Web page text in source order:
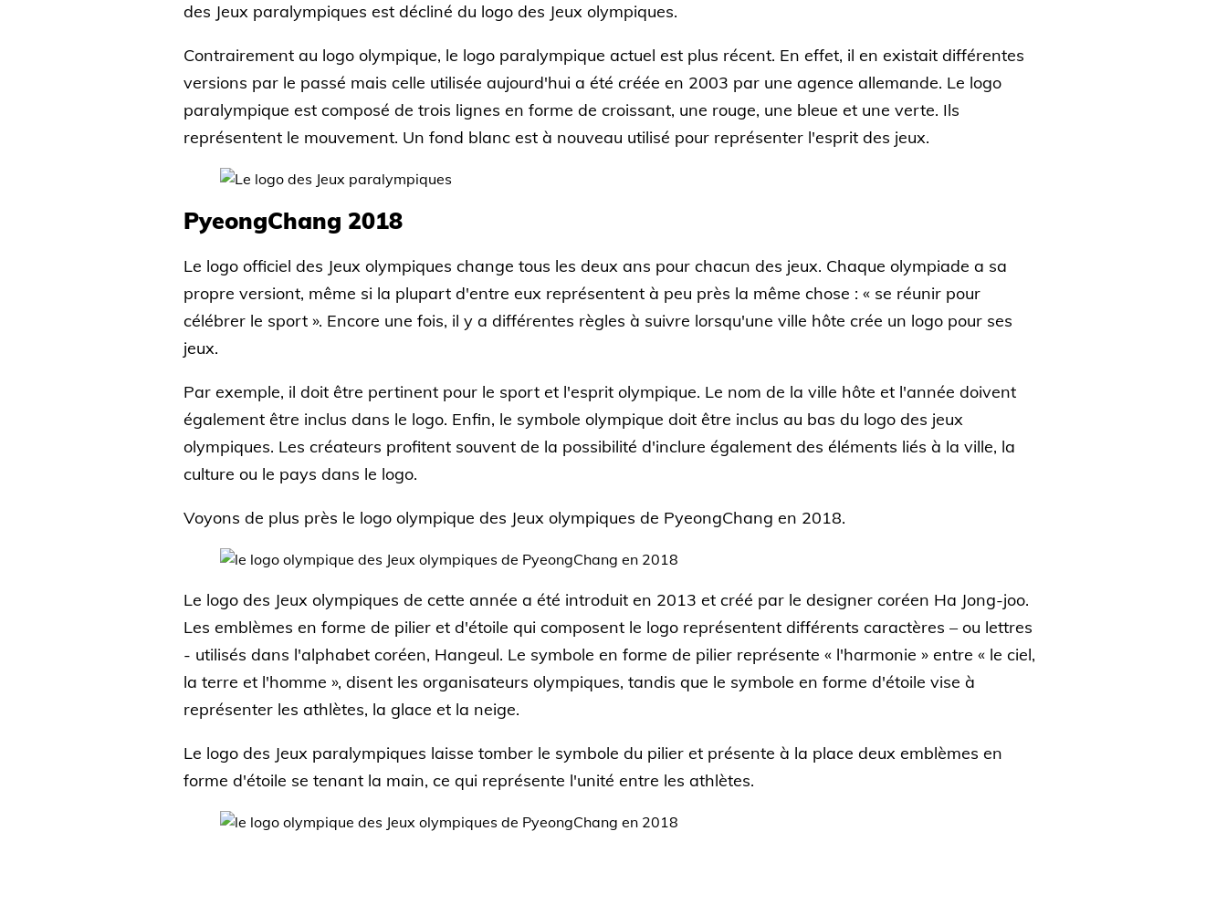
des Jeux paralympiques est décliné du logo des Jeux olympiques.
Contrairement au logo olympique, le logo paralympique actuel est plus récent. En effet, il en existait différentes
versions par le passé mais celle utilisée aujourd'hui a été créée en 2003 par une agence allemande. Le logo
paralympique est composé de trois lignes en forme de croissant, une rouge, une bleue et une verte. Ils
représentent le mouvement. Un fond blanc est à nouveau utilisé pour représenter l'esprit des jeux.
PyeongChang 2018
Le logo officiel des Jeux olympiques change tous les deux ans pour chacun des jeux. Chaque olympiade a sa
propre versiont, même si la plupart d'entre eux représentent à peu près la même chose : « se réunir pour
célébrer le sport ». Encore une fois, il y a différentes règles à suivre lorsqu'une ville hôte crée un logo pour ses
jeux.
Par exemple, il doit être pertinent pour le sport et l'esprit olympique. Le nom de la ville hôte et l'année doivent
également être inclus dans le logo. Enfin, le symbole olympique doit être inclus au bas du logo des jeux
olympiques. Les créateurs profitent souvent de la possibilité d'inclure également des éléments liés à la ville, la
culture ou le pays dans le logo.
Voyons de plus près le logo olympique des Jeux olympiques de PyeongChang en 2018.
Le logo des Jeux olympiques de cette année a été introduit en 2013 et créé par le designer coréen Ha Jong-joo.
Les emblèmes en forme de pilier et d'étoile qui composent le logo représentent différents caractères – ou lettres
- utilisés dans l'alphabet coréen, Hangeul. Le symbole en forme de pilier représente « l'harmonie » entre « le ciel,
la terre et l'homme », disent les organisateurs olympiques, tandis que le symbole en forme d'étoile vise à
représenter les athlètes, la glace et la neige.
Le logo des Jeux paralympiques laisse tomber le symbole du pilier et présente à la place deux emblèmes en
forme d'étoile se tenant la main, ce qui représente l'unité entre les athlètes.